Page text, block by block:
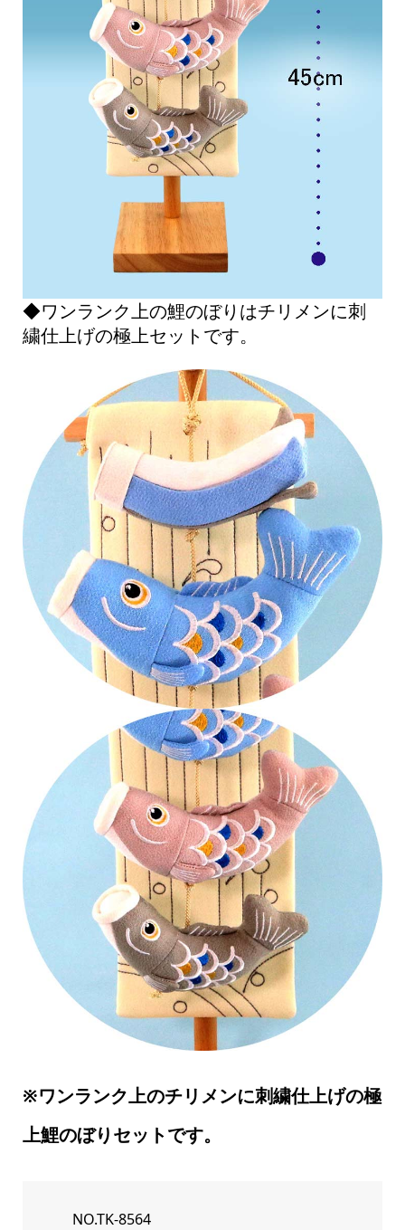
◆ワンランク上の鯉のぼりはチリメンに刺
繍仕上げの極上セットです。
※ワンランク上のチリメンに刺繍仕上げの極
上鯉のぼりセットです。
NO.TK-8564